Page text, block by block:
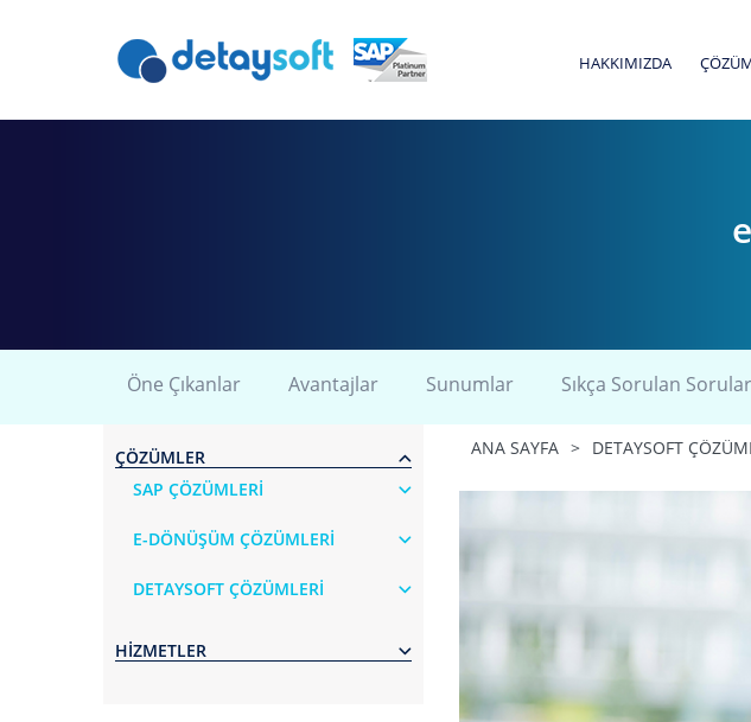
HAKKIMIZDA
Öne Çıkanlar Avantajlar Sunumlar Sıkça Sorulan Sorular
ÇÖZÜMLER
SAP ÇÖZÜMLERİ
E-DÖNÜŞÜM ÇÖZÜMLERİ
DETAYSOFT ÇÖZÜMLERİ
HİZMETLER
ANA SAYFA > DETAYSOFT